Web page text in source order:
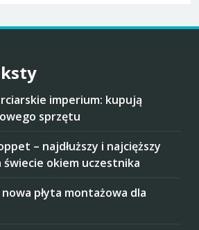
imperium: kupują
sprzętu
– najdłuższy i najcięższy
świecie okiem uczestnika
płyta montażowa dla